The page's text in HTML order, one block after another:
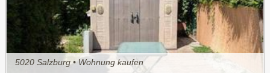
5020 Salzburg • Wohnung kaufen